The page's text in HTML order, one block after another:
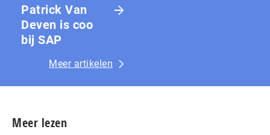
Patrick Van
Deven is coo
bij SAP
Meer artikelen
Meer lezen